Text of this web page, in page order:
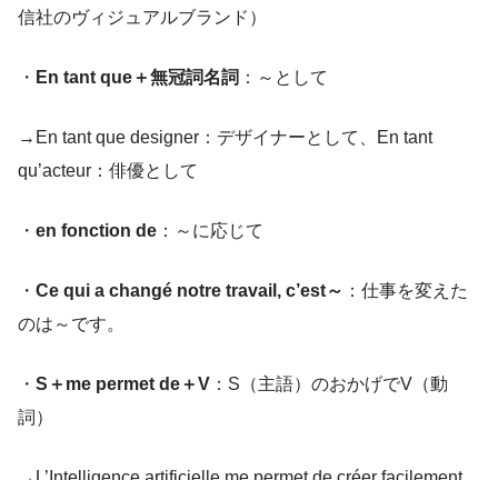
信社のヴィジュアルブランド）
・ En tant que＋無冠詞名詞 ：～として
→En tant que designer：デザイナーとして、En tant
qu’acteur：俳優として
・ en fonction de ：～に応じて
・ Ce qui a changé notre travail, c’est～ ：仕事を変えた
のは～です。
・ S＋me permet de＋V ：S（主語）のおかげでV（動
詞）